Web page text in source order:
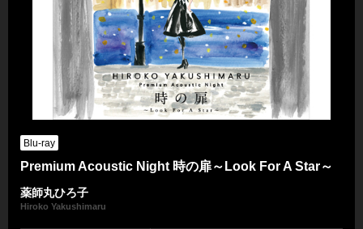
Blu-ray
Premium Acoustic Night 時の扉～Look For A Star～
薬師丸ひろ子
Hiroko Yakushimaru